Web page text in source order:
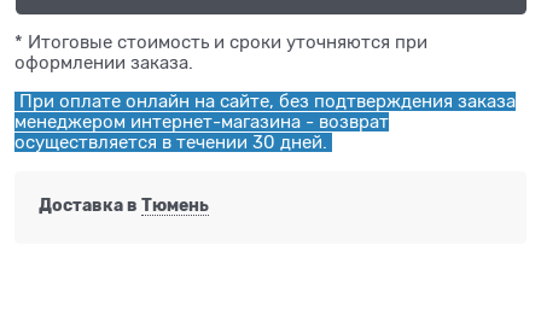
* Итоговые стоимость и сроки уточняются при
оформлении заказа.
При оплате онлайн на сайте, без подтверждения заказа
менеджером интернет-магазина - возврат
осуществляется в течении 30 дней.
Доставка в Тюмень